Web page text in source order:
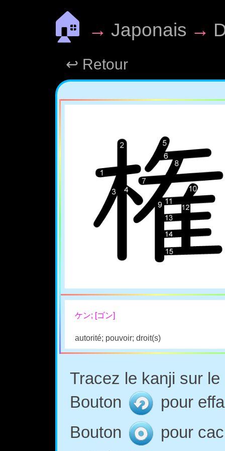
🏠 → Japonais →
↩ Retour
ケン; [ゴン]
autorité; pouvoir; droit(s)
Tracez le kanji sur
Bouton
pour
Bouton
pour